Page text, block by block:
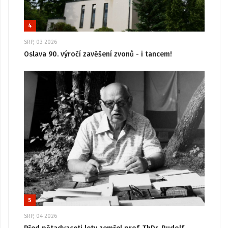
4
SRP, 03 2026
Oslava 90. výročí zavěšení zvonů - i tancem!
5
SRP, 04 2026